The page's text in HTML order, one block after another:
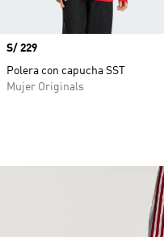
Precio
S/ 229
Polera con capucha SST
Mujer Originals